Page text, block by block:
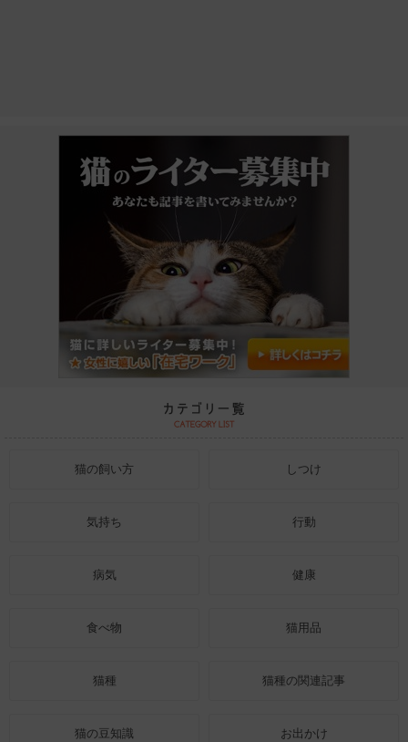
猫の飼い方 しつけ
気持ち 行動
病気 健康
食べ物 猫用品
猫種 猫種の関連記事
猫の豆知識 お出かけ